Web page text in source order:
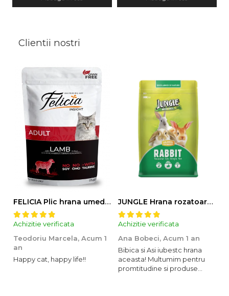
Clientii nostri
FELICIA Plic hrana umeda pentru pisici adulte, cu Miel, Set 12x85g
Achizitie verificata
Teodoriu Marcela, Acum 1
an
Happy cat, happy life!!
JUNGLE Hrana rozatoare IEPURI 500g
Achizitie verificata
Ana Bobeci, Acum 1 an
Bibica si Asi iubestc hrana
aceasta! Multumim pentru
promtitudine si produse